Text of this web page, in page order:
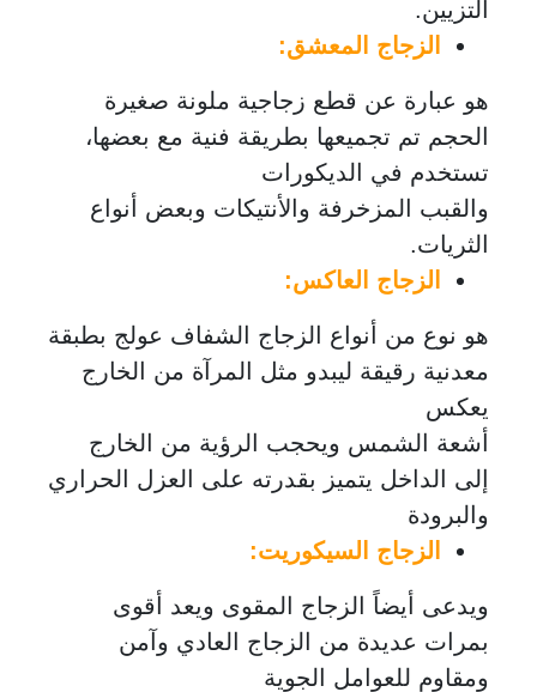
التزيين.
الزجاج المعشق:
هو عبارة عن قطع زجاجية ملونة صغيرة
الحجم تم تجميعها بطريقة فنية مع بعضها،
تستخدم في الديكورات
والقبب المزخرفة والأنتيكات وبعض أنواع
الثريات.
الزجاج العاكس:
هو نوع من أنواع الزجاج الشفاف عولج بطبقة
معدنية رقيقة ليبدو مثل المرآة من الخارج
يعكس
أشعة الشمس ويحجب الرؤية من الخارج
إلى الداخل يتميز بقدرته على العزل الحراري
والبرودة
الزجاج السيكوريت:
ويدعى أيضاً الزجاج المقوى ويعد أقوى
بمرات عديدة من الزجاج العادي وآمن
ومقاوم للعوامل الجوية